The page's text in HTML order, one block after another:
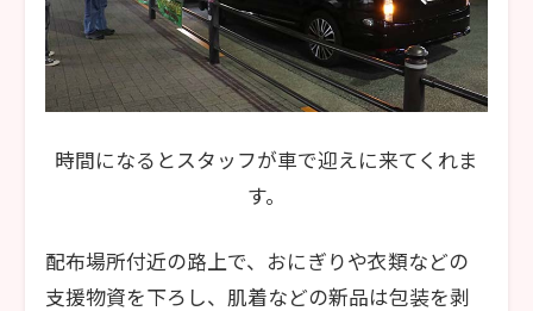
時間になるとスタッフが車で迎えに来てくれま
す。
配布場所付近の路上で、おにぎりや衣類などの
支援物資を下ろし、肌着などの新品は包装を剥